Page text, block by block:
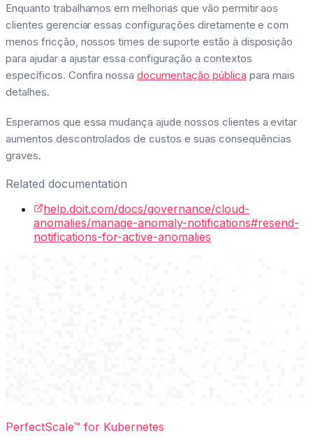
Enquanto trabalhamos em melhorias que vão permitir aos
clientes gerenciar essas configurações diretamente e com
menos fricção, nossos times de suporte estão à disposição
para ajudar a ajustar essa configuração a contextos
específicos. Confira nossadocumentação pública para mais
detalhes.
Esperamos que essa mudança ajude nossos clientes a evitar
aumentos descontrolados de custos e suas consequências
graves.
Related documentation
help.doit.com/docs/governance/cloud-
anomalies/manage-anomaly-notifications#resend-
notifications-for-active-anomalies
PerfectScale™ for Kubernetes